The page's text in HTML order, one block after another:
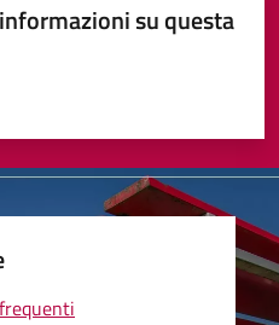
su questa
su 5
5